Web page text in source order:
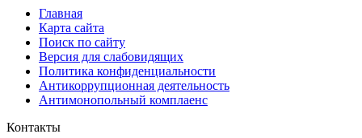
Главная
Карта сайта
Поиск по сайту
Версия для слабовидящих
Политика конфиденциальности
Антикоррупционная деятельность
Антимонопольный комплаенс
Контакты